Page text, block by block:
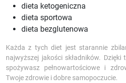
dieta ketogeniczna
dieta sportowa
dieta bezglutenowa
Każda z tych diet jest starannie
najwyższej jakości składników.
spożywasz pełnowartościowe i
Twoje zdrowie i dobre samopoczucie.